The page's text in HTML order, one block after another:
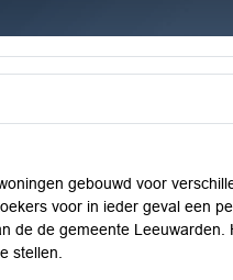
gebouwd voor
voor in ieder geval een
de de gemeente Leeuwarden.
stellen.